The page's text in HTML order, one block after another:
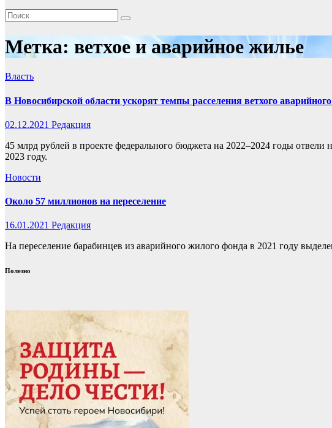
Метка: ветхое и аварийное жилье
Власть
В Новосибирской области ускорят темпы расселения ветхого
02.12.2021 Редакция
45 млрд рублей в проекте федерального бюджета на 2022–2024 годы отвели
2023 году.
Новости
Около 57 миллионов на переселение
16.01.2021 Редакция
На переселение барабинцев из аварийного жилого фонда в 2021 году
Полезно